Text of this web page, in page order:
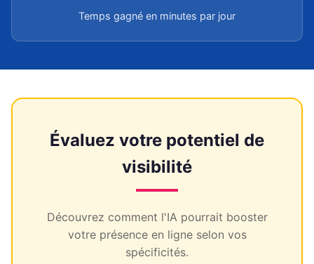
Temps gagné en minutes par jour
Évaluez votre potentiel de
visibilité
Découvrez comment l'IA pourrait booster
votre présence en ligne selon vos
spécificités.